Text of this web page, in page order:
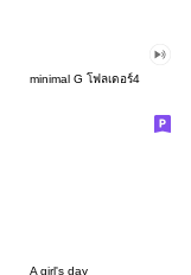
minimal G โฟลเดอร์4
A girl's day